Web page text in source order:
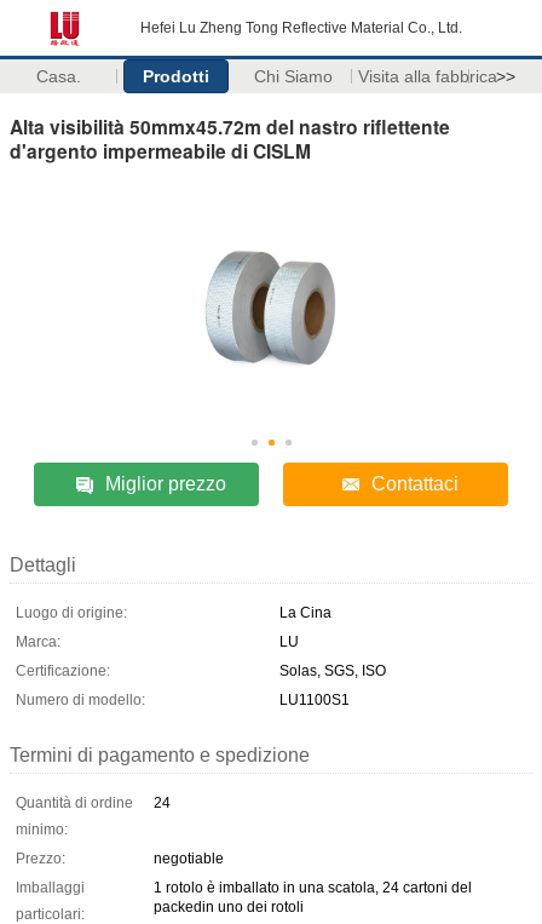
Hefei Lu Zheng Tong Reflective Material Co., Ltd.
Casa. Prodotti Chi Siamo Visita alla fabbrica>>
Alta visibilità 50mmx45.72m del nastro riflettente
d'argento impermeabile di CISLM
Miglior prezzo Contattaci
Dettagli
Luogo di origine:
La Cina
Marca:
LU
Certificazione:
Solas, SGS, ISO
Numero di modello:
LU1100S1
Termini di pagamento e spedizione
Quantità di ordine
minimo:
24
Prezzo:
negotiable
Imballaggi
particolari:
1 rotolo è imballato in una scatola, 24 cartoni del
packedin uno dei rotoli